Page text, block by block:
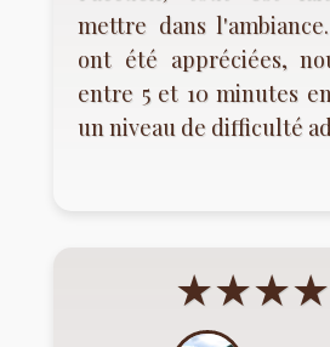
mettre dans
ont été appréciées,
entre 5 et 10 minutes
un niveau de difficulté